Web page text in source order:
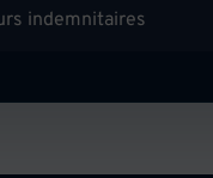
indemnitaires